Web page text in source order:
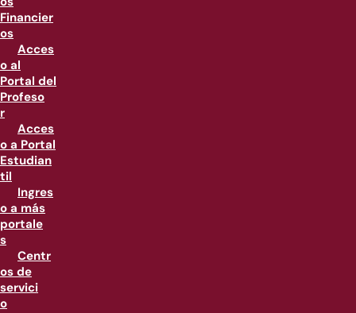
Financier
os
Acces
o al
Portal del
Profeso
r
Acces
o a Portal
Estudian
til
Ingres
o a más
portale
s
Centr
os de
servici
o